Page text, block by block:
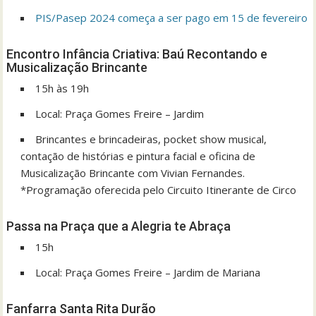
PIS/Pasep 2024 começa a ser pago em 15 de fevereiro
Encontro Infância Criativa: Baú Recontando e
Musicalização Brincante
15h às 19h
Local: Praça Gomes Freire – Jardim
Brincantes e brincadeiras, pocket show musical,
contação de histórias e pintura facial e oficina de
Musicalização Brincante com Vivian Fernandes.
*Programação oferecida pelo Circuito Itinerante de Circo
Passa na Praça que a Alegria te Abraça
15h
Local: Praça Gomes Freire – Jardim de Mariana
Fanfarra Santa Rita Durão